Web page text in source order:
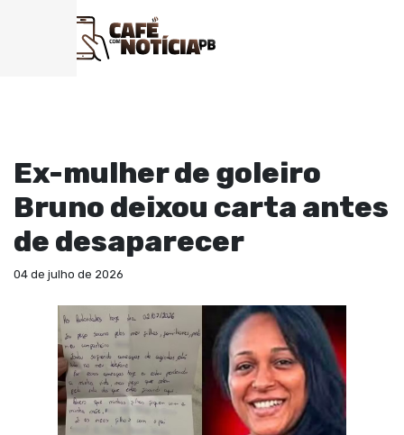
Ex-mulher de goleiro
Bruno deixou carta antes
de desaparecer
04 de julho de 2026